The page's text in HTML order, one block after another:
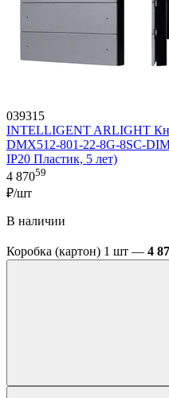
039315
INTELLIGENT ARLIGHT
DMX512-801-22-8G-8SC-
IP20 Пластик, 5 лет)
4 87059
₽/шт
В наличии
Коробка (картон) 1 шт — 4